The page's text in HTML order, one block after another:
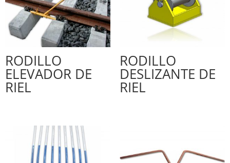
RODILLO
ELEVADOR DE
RIEL
RODILLO
DESLIZANTE DE
RIEL